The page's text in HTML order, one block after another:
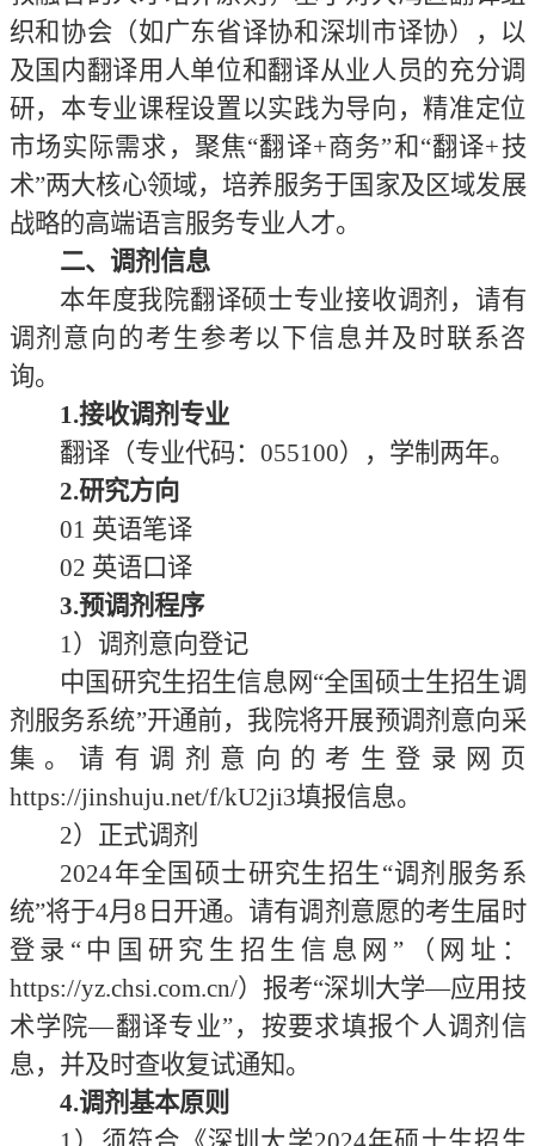
织和协会（如广东省译协和深圳市译协），以
及国内翻译用人单位和翻译从业人员的充分调
研，本专业课程设置以实践为导向，精准定位
市场实际需求，聚焦“翻译+商务”和“翻译+技
术”两大核心领域，培养服务于国家及区域发展
战略的高端语言服务专业人才。
二、调剂信息
本年度我院翻译硕士专业接收调剂，请有
调剂意向的考生参考以下信息并及时联系咨
询。
1.接收调剂专业
翻译（专业代码：055100），学制两年。
2.研究方向
01 英语笔译
02 英语口译
3.预调剂程序
1）调剂意向登记
中国研究生招生信息网“全国硕士生招生调
剂服务系统”开通前，我院将开展预调剂意向采
集。请有调剂意向的考生登录网页
https://jinshuju.net/f/kU2ji3填报信息。
2）正式调剂
2024年全国硕士研究生招生“调剂服务系
统”将于4月8日开通。请有调剂意愿的考生届时
登录 “中国研究生招生信息网 ”（网址：
https://yz.chsi.com.cn/）报考“深圳大学—应用技
术学院—翻译专业”，按要求填报个人调剂信
息，并及时查收复试通知。
4.调剂基本原则